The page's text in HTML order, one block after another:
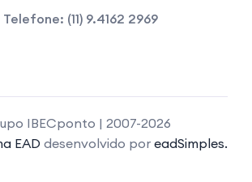
Telefone: (11) 9.4162 2969
IBECponto | 2007-2026
EAD desenvolvido por eadSimples.